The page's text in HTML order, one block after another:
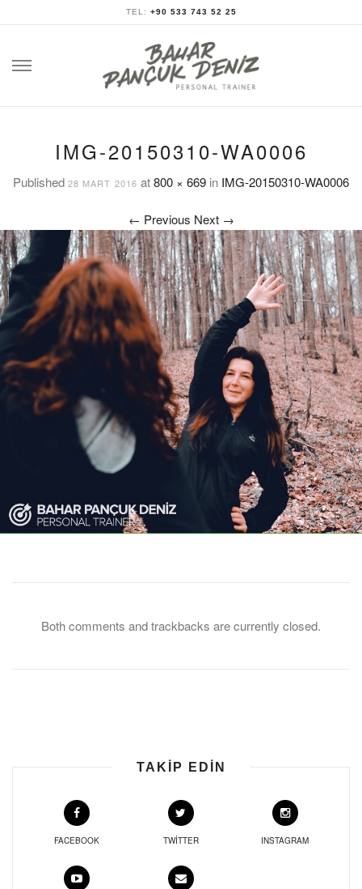
TEL: +90 533 743 52 25
IMG-20150310-WA0006
Published 28 MART 2016 at800 × 669 in IMG-20150310-WA0006
← Previous Next →
Both comments and trackbacks are currently closed.
TAKIP EDIN
FACEBOOK TWITTER INSTAGRAM